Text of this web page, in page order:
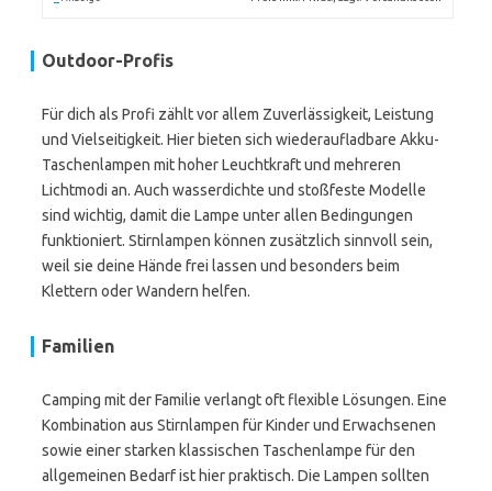
Outdoor-Profis
Für dich als Profi zählt vor allem Zuverlässigkeit, Leistung
und Vielseitigkeit. Hier bieten sich wiederaufladbare Akku-
Taschenlampen mit hoher Leuchtkraft und mehreren
Lichtmodi an. Auch wasserdichte und stoßfeste Modelle
sind wichtig, damit die Lampe unter allen Bedingungen
funktioniert. Stirnlampen können zusätzlich sinnvoll sein,
weil sie deine Hände frei lassen und besonders beim
Klettern oder Wandern helfen.
Familien
Camping mit der Familie verlangt oft flexible Lösungen. Eine
Kombination aus Stirnlampen für Kinder und Erwachsenen
sowie einer starken klassischen Taschenlampe für den
allgemeinen Bedarf ist hier praktisch. Die Lampen sollten